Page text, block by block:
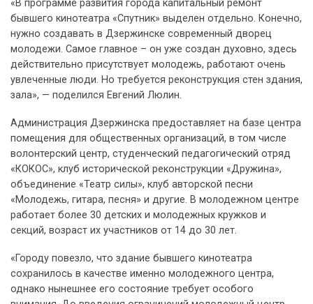
«В программе развития города капитальный ремонт
бывшего кинотеатра «Спутник» выделен отдельно. Конечно,
нужно создавать в Дзержинске современный дворец
молодежи. Самое главное – он уже создан духовно, здесь
действительно присутствует молодежь, работают очень
увлеченные люди. Но требуется реконструкция стен здания,
зала», — поделился Евгений Люлин.
Администрация Дзержинска предоставляет на базе центра
помещения для общественных организаций, в том числе
волонтерский центр, студенческий педагогический отряд
«КОКОС», клуб исторической реконструкции «Дружина»,
объединение «Театр силы», клуб авторской песни
«Молодежь, гитара, песня» и другие. В молодежном центре
работает более 30 детских и молодежных кружков и
секций, возраст их участников от 14 до 30 лет.
«Городу повезло, что здание бывшего кинотеатра
сохранилось в качестве именно молодежного центра,
однако нынешнее его состояние требует особого